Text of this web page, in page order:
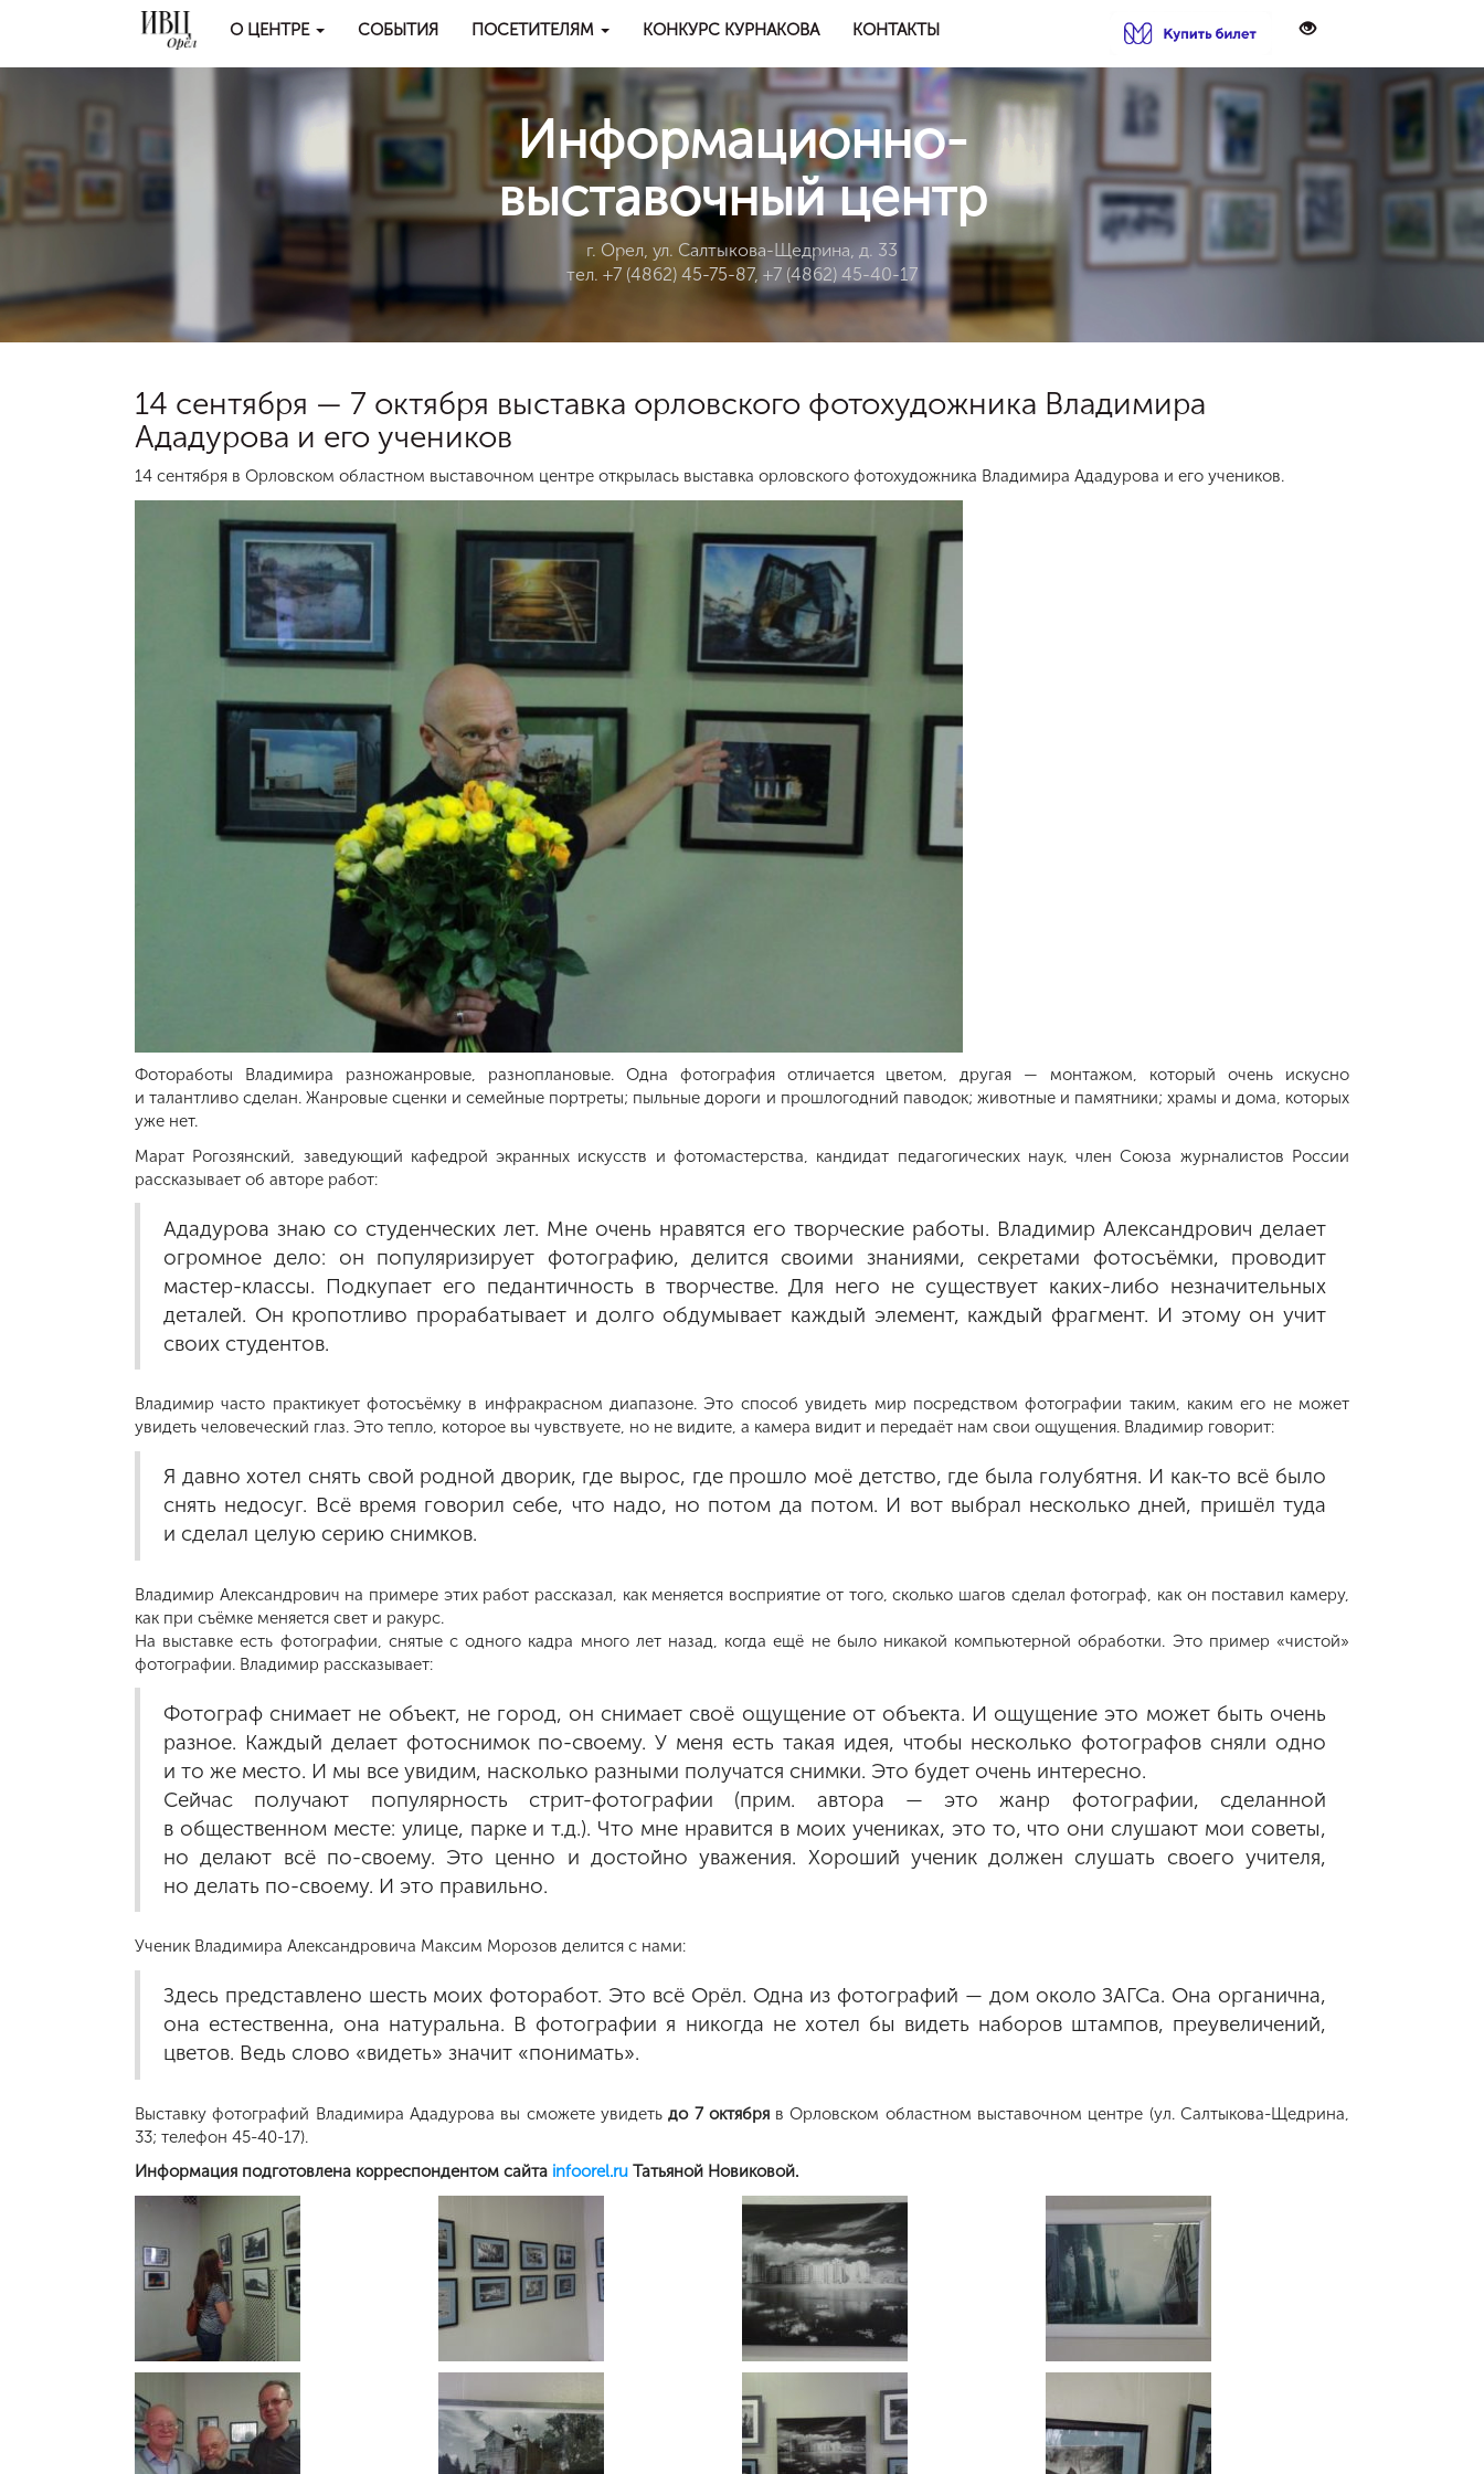
О ЦЕНТРЕ СОБЫТИЯ ПОСЕТИТЕЛЯМ КОНКУРС КУРНАКОВА КОНТАКТЫ
Информационно-
выставочный центр
г. Орел, ул. Салтыкова-Щедрина, д. 33
тел. +7 (4862) 45-75-87, +7 (4862) 45-40-17
14 сентября — 7 октября выставка орловского фотохудожника Владимира
Ададурова и его учеников
14 сентября в Орловском областном выставочном центре открылась выставка орловского фотохудожника Владимира Ададурова и его учеников.
Фотоработы Владимира разножанровые, разноплановые. Одна фотография отличается цветом, другая — монтажом, который очень искусно
и талантливо сделан. Жанровые сценки и семейные портреты; пыльные дороги и прошлогодний паводок; животные и памятники; храмы и дома, которых
уже нет.
Марат Рогозянский, заведующий кафедрой экранных искусств и фотомастерства, кандидат педагогических наук, член Союза журналистов России
рассказывает об авторе работ:
Ададурова знаю со студенческих лет. Мне очень нравятся его творческие работы. Владимир Александрович делает
огромное дело: он популяризирует фотографию, делится своими знаниями, секретами фотосъёмки, проводит
мастер-классы. Подкупает его педантичность в творчестве. Для него не существует каких-либо незначительных
деталей. Он кропотливо прорабатывает и долго обдумывает каждый элемент, каждый фрагмент. И этому он учит
своих студентов.
Владимир часто практикует фотосъёмку в инфракрасном диапазоне. Это способ увидеть мир посредством фотографии таким, каким его не может
увидеть человеческий глаз. Это тепло, которое вы чувствуете, но не видите, а камера видит и передаёт нам свои ощущения. Владимир говорит:
Я давно хотел снять свой родной дворик, где вырос, где прошло моё детство, где была голубятня. И как-то всё было
снять недосуг. Всё время говорил себе, что надо, но потом да потом. И вот выбрал несколько дней, пришёл туда
и сделал целую серию снимков.
Владимир Александрович на примере этих работ рассказал, как меняется восприятие от того, сколько шагов сделал фотограф, как он поставил камеру,
как при съёмке меняется свет и ракурс.
На выставке есть фотографии, снятые с одного кадра много лет назад, когда ещё не было никакой компьютерной обработки. Это пример «чистой»
фотографии. Владимир рассказывает:
Фотограф снимает не объект, не город, он снимает своё ощущение от объекта. И ощущение это может быть очень
разное. Каждый делает фотоснимок по-своему. У меня есть такая идея, чтобы несколько фотографов сняли одно
и то же место. И мы все увидим, насколько разными получатся снимки. Это будет очень интересно.
Сейчас получают популярность стрит-фотографии (прим. автора — это жанр фотографии, сделанной
в общественном месте: улице, парке и т.д.). Что мне нравится в моих учениках, это то, что они слушают мои советы,
но делают всё по-своему. Это ценно и достойно уважения. Хороший ученик должен слушать своего учителя,
но делать по-своему. И это правильно.
Ученик Владимира Александровича Максим Морозов делится с нами:
Здесь представлено шесть моих фоторабот. Это всё Орёл. Одна из фотографий — дом около ЗАГСа. Она органична,
она естественна, она натуральна. В фотографии я никогда не хотел бы видеть наборов штампов, преувеличений,
цветов. Ведь слово «видеть» значит «понимать».
Выставку фотографий Владимира Ададурова вы сможете увидетьдо 7 октябряв Орловском областном выставочном центре (ул. Салтыкова-Щедрина,
33; телефон 45-40-17).
Информация подготовлена корреспондентом сайта infoorel.ru Татьяной Новиковой.